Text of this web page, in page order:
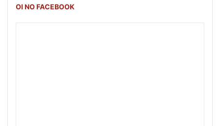
OI NO FACEBOOK